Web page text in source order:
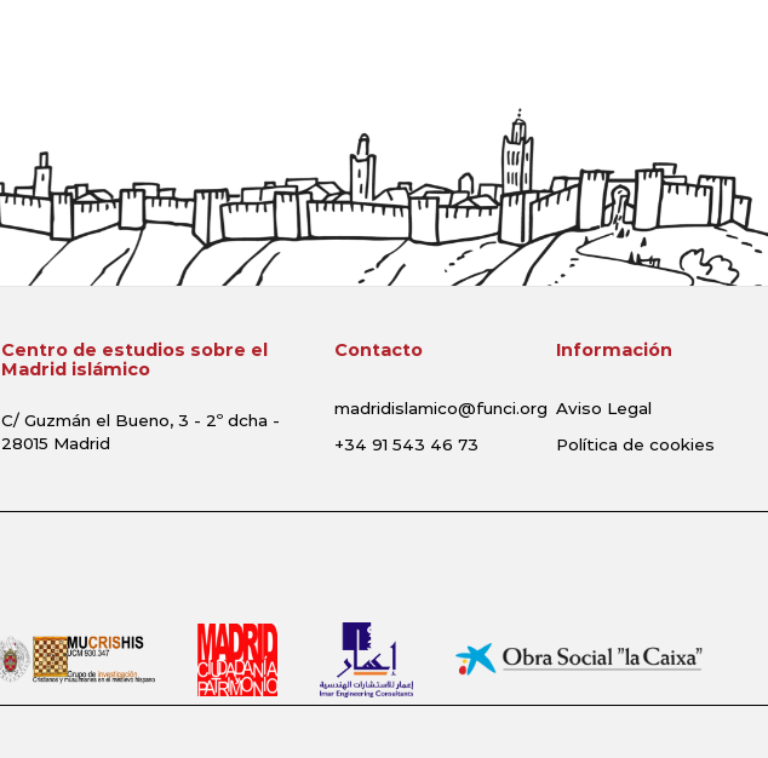
Centro de estudios sobre el
Madrid islámico
C/ Guzmán el Bueno, 3 - 2º dcha -
28015 Madrid
Contacto
madridislamico@funci.org
+34 91 543 46 73
Información
Aviso Legal
Política de cookies